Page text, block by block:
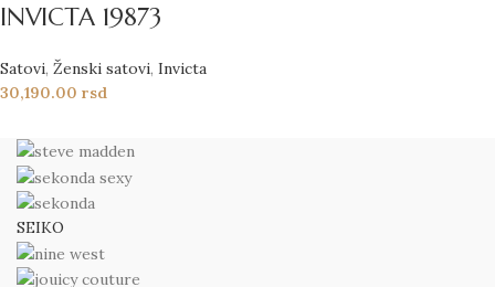
INVICTA 19873
Satovi, Ženski satovi, Invicta
30,190.00 rsd
SEIKO